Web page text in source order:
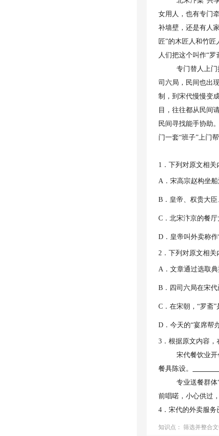
女用人，也有专门
补墙壁，还是有人
匠”的木匠人和竹
人们把这个叫作“
专门替人上
司六局，民间也出
制，到宋代慢慢变
目，往往都从民间
民间寻找能手协助
门一套“班子”上门
1．下列对原文相
A．宋高宗赵构坐
B．皇帝、权贵大
C．北宋汴京的餐
D．皇帝叫外卖称
2．下列对原文相
A．文章通过选取
B．四司六局在宋
C．在宋朝，“罗斋
D．今天的“宴席帮
3．根据原文内容
宋代餐饮业
餐具陈设。
专业送餐群
前唱喏，小心供过
4．宋代的外卖服
知识点： 筛选并整合